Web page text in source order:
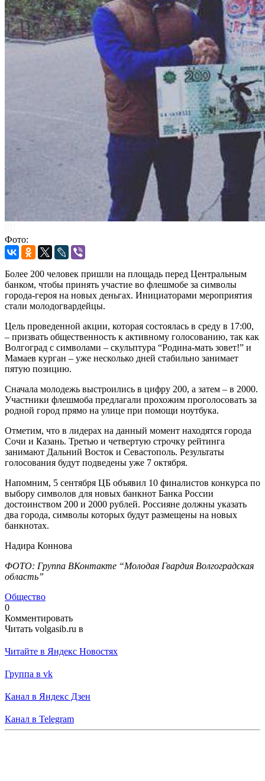
Фото:
Более 200 человек пришли на площадь перед Центральным
банком, чтобы принять участие во флешмобе за символы
города-героя на новых деньгах. Инициаторами мероприятия
стали молодогвардейцы.
Цель проведенной акции, которая состоялась в среду в 17:00,
– призвать общественность к активному голосованию, так как
Волгоград с символами – скульптура “Родина-мать зовет!” и
Мамаев курган – уже несколько дней стабильно занимает
пятую позицию.
Сначала молодежь выстроились в цифру 200, а затем – в 2000.
Участники флешмоба предлагали прохожим проголосовать за
родной город прямо на улице при помощи ноутбука.
Отметим, что в лидерах на данный момент находятся города
Сочи и Казань. Третью и четвертую строчку рейтинга
занимают Дальний Восток и Севастополь. Результаты
голосования будут подведены уже 7 октября.
Напомним, 5 сентября ЦБ объявил 10 финалистов конкурса по
выбору символов для новых банкнот Банка России
достоинством 200 и 2000 рублей. Россияне должны указать
два города, символы которых будут размещены на новых
банкнотах.
Надира Коннова
ФОТО: Группа ВКонтакте “Молодая Гвардия Волгоградская
область”
Общество
0
Комментировать
Читать volgasib.ru в
Читайте в Яндекс Новостях
Группа в vk
Канал в Яндекс Дзен
Канал в Telegram